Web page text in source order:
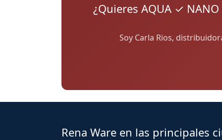
¿Quieres AQUA ✓ NANO
Soy Carla Rios,
Rena Ware en las principales